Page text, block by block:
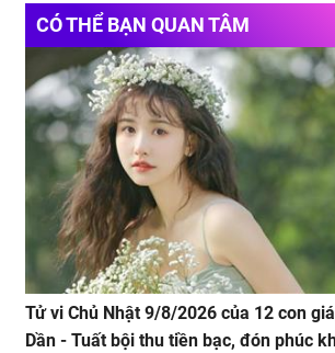
CÓ THỂ BẠN QUAN TÂM
Tử vi Chủ Nhật 9/8/2026 của 12 con
Dần - Tuất bội thu tiền bạc, đón phúc